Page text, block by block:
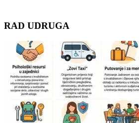
RAD UDRUGA